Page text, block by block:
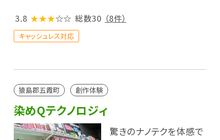
3.8 ★★★☆☆ 総数30 （8件）
キャッシュレス対応
猿島郡五霞町 創作体験
染めQテクノロジィ
驚きのナノテクを体感で